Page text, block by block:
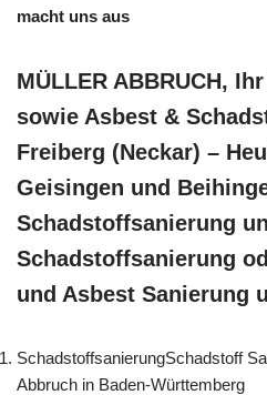
macht uns aus
MÜLLER ABBRUCH,
sowie Asbest &
Freiberg (Neckar) –
Geisingen und
Schadstoffsanierung
Schadstoffsanierung
und Asbest Sanierung
SchadstoffsanierungSchadstoff
Abbruch in Baden-Württemberg